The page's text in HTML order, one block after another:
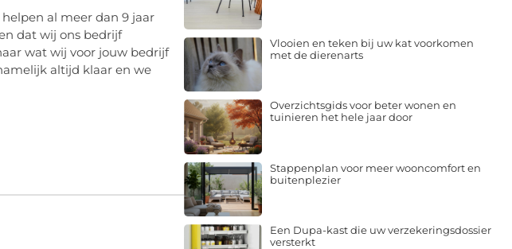
al meer dan 9 jaar
dat wij ons bedrijf
wat wij voor jouw bedrijf
altijd klaar en we
Vlooien en teken bij uw kat voorkomen
met de dierenarts
Overzichtsgids voor beter wonen en
tuinieren het hele jaar door
Stappenplan voor meer wooncomfort en
buitenplezier
Een Dupa-kast die uw verzekeringsdossier
versterkt